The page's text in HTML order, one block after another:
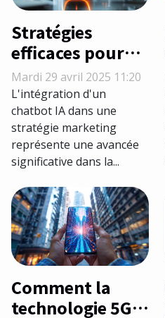
Stratégies
efficaces pour
intégrer un
chatbot IA dans
votre stratégie
marketing
Mardi 29 avril 2025 11:20
L'intégration d'un
chatbot IA dans une
stratégie marketing
représente une avancée
significative dans la...
Comment la
technologie 5G